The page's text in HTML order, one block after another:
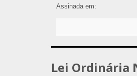
Assinada em:
Lei Ordinária